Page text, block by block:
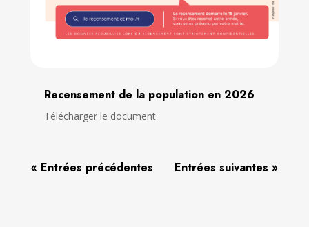
Recensement de la population en 2026
Télécharger le document
« Entrées précédentes Entrées suivantes »